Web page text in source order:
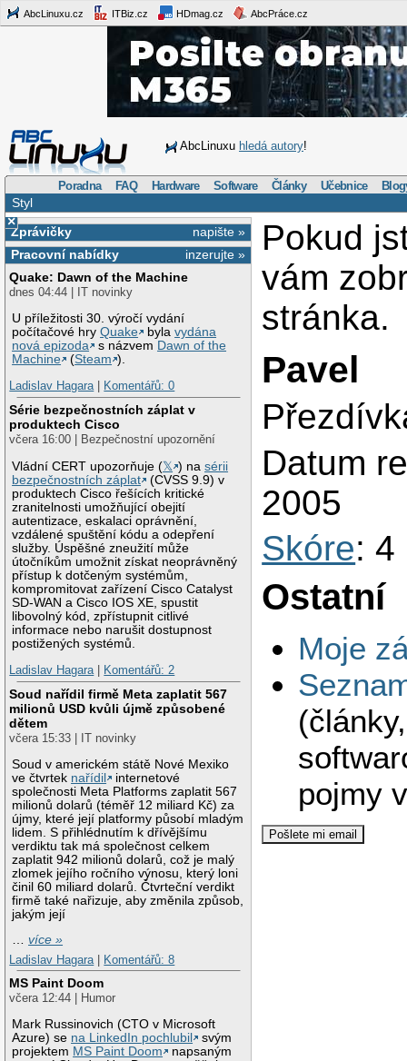
AbcLinuxu.cz ITBiz.cz HDmag.cz AbcPráce.cz
AbcLinuxu hledá autory!
Poradna FAQ Hardware Software Články Učebnice
Styl
×
napište »
Zprávičky
inzerujte »
Pracovní nabídky
Quake: Dawn of the Machine
dnes 04:44 | IT novinky
U příležitosti 30. výročí vydání
počítačové hryQuake bylavydána
nová epizoda
s názvem Dawn of the
Machine
(Steam ).
Ladislav Hagara| Komentářů: 0
Série bezpečnostních záplat v
produktech Cisco
včera 16:00 | Bezpečnostní upozornění
Vládní CERT upozorňuje (𝕏 ) nasérii
bezpečnostních záplat
(CVSS 9.9) v
produktech Cisco řešících kritické
zranitelnosti umožňující obejití
autentizace, eskalaci oprávnění,
vzdálené spuštění kódu a odepření
služby. Úspěšné zneužití může
útočníkům umožnit získat neoprávněný
přístup k dotčeným systémům,
kompromitovat zařízení Cisco Catalyst
SD-WAN a Cisco IOS XE, spustit
libovolný kód, zpřístupnit citlivé
informace nebo narušit dostupnost
postižených systémů.
Ladislav Hagara| Komentářů: 2
Soud nařídil firmě Meta zaplatit 567
milionů USD kvůli újmě způsobené
dětem
včera 15:33 | IT novinky
Soud v americkém státě Nové Mexiko
ve čtvrtek nařídil
internetové
společnosti Meta Platforms zaplatit 567
milionů dolarů (téměř 12 miliard Kč) za
újmy, které její platformy působí mladým
lidem. S přihlédnutím k dřívějšímu
verdiktu tak má společnost celkem
zaplatit 942 milionů dolarů, což je malý
zlomek jejího ročního výnosu, který loni
činil 60 miliard dolarů. Čtvrteční verdikt
firmě také nařizuje, aby změnila způsob,
jakým její
…více »
Ladislav Hagara
Komentářů: 8
MS Paint Doom
včera 12:44 | Humor
Mark Russinovich (CTO v Microsoft
Azure) se na LinkedIn pochlubil
svým
projektem MS Paint Doom
napsaným
Pokud
vám
stránka.
Pavel
Datum
2005
Skóre: 4
Ostatní
Moje
pojmy